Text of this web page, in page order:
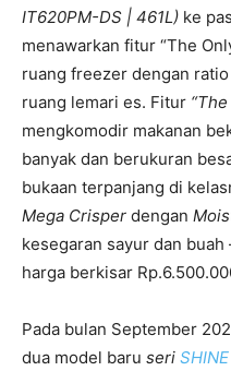
IT620PM-DS | 461L) ke
menawarkan fitur “The
ruang freezer dengan
ruang lemari es. Fitur
mengkomodir makanan
banyak dan berukuran
bukaan terpanjang di
Mega Crisper dengan
kesegaran sayur dan
harga berkisar
Pada bulan September
dua model baru seri